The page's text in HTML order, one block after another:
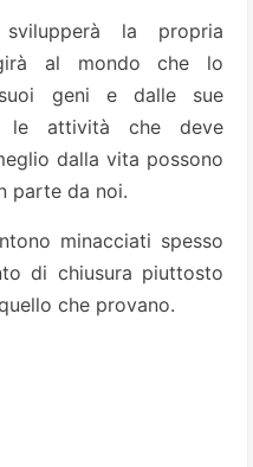
la propria
al mondo che lo
geni e dalle sue
le attività che deve
dalla vita possono
parte da noi.
minacciati spesso
di chiusura piuttosto
che provano.